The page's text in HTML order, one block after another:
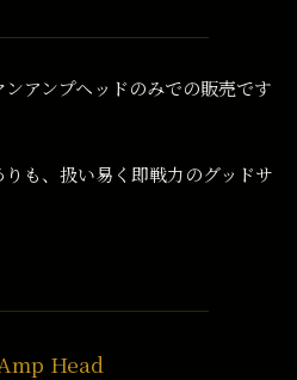
アンプヘッドのみでの販売です
も、扱い易く即戦力のグッドサ
Head